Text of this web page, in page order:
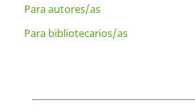
Para autores/as
Para bibliotecarios/as